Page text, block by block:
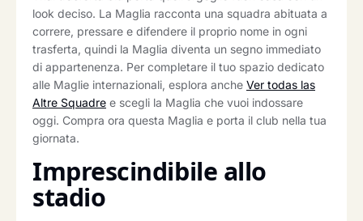
look deciso. La Maglia racconta una squadra abituata a
correre, pressare e difendere il proprio nome in ogni
trasferta, quindi la Maglia diventa un segno immediato
di appartenenza. Per completare il tuo spazio dedicato
alle Maglie internazionali, esplora anche Ver todas las
Altre Squadre e scegli la Maglia che vuoi indossare
oggi. Compra ora questa Maglia e porta il club nella tua
giornata.
Imprescindibile allo
stadio